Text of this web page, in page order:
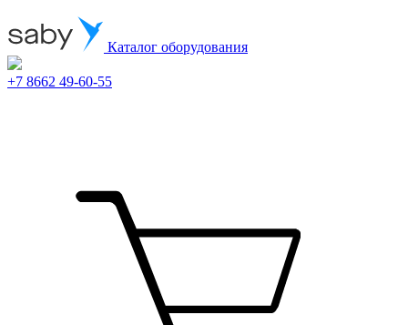
Каталог оборудования
+7 8662 49-60-55